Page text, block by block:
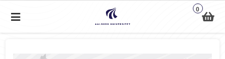
0